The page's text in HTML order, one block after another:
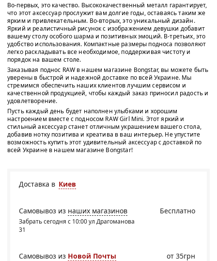
Во-первых, это качество. Высококачественный металл гарантирует,
что этот аксессуар прослужит вам долгие годы, оставаясь таким же
ярким и привлекательным. Во-вторых, это уникальный дизайн.
Яркий и реалистичный рисунок с изображением девушки добавит
вашему столу особого шарма и позитивных эмоций. В-третьих, это
удобство использования. Компактные размеры подноса позволяют
легко раскладывать все необходимое, поддерживая чистоту и
порядок на вашем столе.
Заказывая поднос RAW в нашем магазине Bongstar, вы можете быть
уверены в быстрой и надежной доставке по всей Украине. Мы
стремимся обеспечить наших клиентов лучшим сервисом и
качественной продукцией, чтобы каждый заказ приносил радость и
удовлетворение.
Пусть каждый день будет наполнен улыбками и хорошим
настроением вместе с подносом RAW Girl Mini. Этот яркий и
стильный аксессуар станет отличным украшением вашего стола,
добавив нотку позитива и креатива в ваш интерьер. Не упустите
возможность купить этот удивительный аксессуар с доставкой по
всей Украине в нашем магазине Bongstar!
Доставка в Киев
Бесплатно
Самовывоз из наших магазинов
Забрать сегодня с 10:00 ул Драгоманова
31
Самовывоз из Новой Почты от 35грн